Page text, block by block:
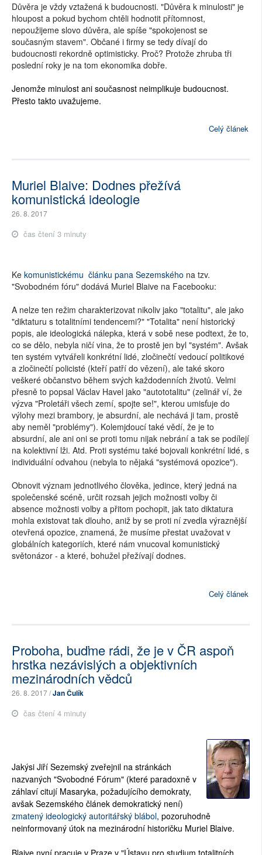
Důvěra je vždy vztažená k budoucnosti. "Důvěra k minulosti" je
hloupost a pokud bychom chtěli hodnotit přítomnost,
nepoužijeme slovo důvěra, ale spíše "spokojenost se
současným stavem". Občané i firmy se tedy dívají do
budoucnosti rekordně optimisticky. Proč? Protože zhruba tři
poslední roky je na tom ekonomika dobře.
Jenomže minulost ani současnost neimplikuje budoucnost.
Přesto takto uvažujeme.
Celý článek
Muriel Blaive: Dodnes přežívá
komunistická ideologie
26. 8. 2017
čas čtení 3 minuty
Ke komunistickému článku pana Sezemského na tzv.
"Svobodném fóru" dodává Muriel Blaive na Facebooku:
A nelze ten režim charakterizovat nikoliv jako "totalitu", ale jako
"diktaturu s totalitními tendencemi?" "Totalita" není historický
popis, ale ideologická nálepka, která v sobě nese podtext, že to,
co se dělo, nebyla ničí vina, že to prostě jen byl "systém". Avšak
ten systém vytvářeli konkrétní lidé, zločinečtí vedoucí politikové
a zločinečtí policisté (kteří patří do vězení), ale také skoro
veškeré občanstvo během svých každodenních životů. Velmi
přesně to popsal Václav Havel jako "autototalitu" (zelinář ví, že
výzva "Proletáři všech zemí, spojte se!", kterou umisťuje do
výlohy mezi brambory, je absurdní, ale nechává ji tam, prostě
aby neměl "problémy"). Kolemjdoucí také vědí, že je to
absurdní, ale ani oni se proti tomu nijak nebrání a tak se podílejí
na kolektivní lži. Atd. Proti systému také bojovali konkrétní lidé, s
individuální odvahou (nebyla to nějaká "systémová opozice").
Obnovit význam jednotlivého člověka, jedince, který jedná na
společenské scéně, určit rozsah jejich možnosti volby či
absence možnosti volby a přitom pochopit, jak tato diktatura
mohla existovat tak dlouho, aniž by se proti ní zvedla výraznější
otevřená opozice, znamená, že musíme přestat uvažovat v
globálních kategoriích, které nám vnucoval komunistický
světonázor - a které, bohužel přežívají dodnes.
Celý článek
Proboha, buďme rádi, že je v ČR aspoň
hrstka nezávislých a objektivních
mezinárodních vědců
26. 8. 2017 /Jan Čulík
čas čtení 4 minuty
Jakýsi Jiří Sezemský zveřejnil na stránkách
nazvaných "Svobodné Fórum" (které paradoxně v
záhlaví citují Masaryka, požadujícího demokraty,
avšak Sezemského článek demokratický není)
zmatený ideologický autoritářský blábol, pozoruhodně
neinformovaný útok na mezinárodní historičku Muriel Blaive.
Blaive nyní pracuje v Praze v "Ústavu pro studium totalitních